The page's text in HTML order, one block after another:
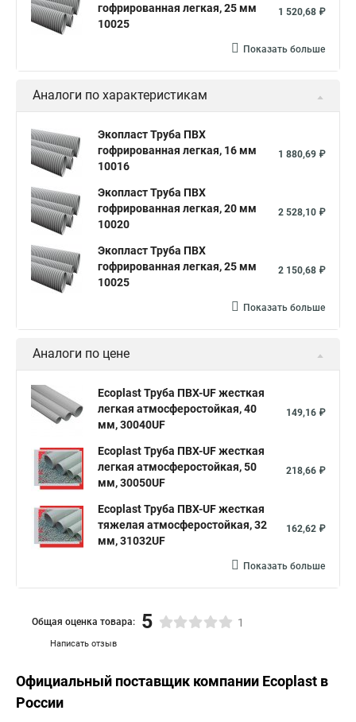
гофрированная легкая, 25 мм
10025
1 520,68 ₽
Показать больше
Аналоги по характеристикам
Экопласт Труба ПВХ
гофрированная легкая, 16 мм
10016
1 880,69 ₽
Экопласт Труба ПВХ
гофрированная легкая, 20 мм
10020
2 528,10 ₽
Экопласт Труба ПВХ
гофрированная легкая, 25 мм
10025
2 150,68 ₽
Показать больше
Аналоги по цене
Ecoplast Труба ПВХ-UF жесткая
легкая атмосферостойкая, 40
мм, 30040UF
149,16 ₽
Ecoplast Труба ПВХ-UF жесткая
легкая атмосферостойкая, 50
мм, 30050UF
218,66 ₽
Ecoplast Труба ПВХ-UF жесткая
тяжелая атмосферостойкая, 32
мм, 31032UF
162,62 ₽
Показать больше
Написать отзыв
Общая оценка товара: 5 1
Официальный поставщик компании Ecoplast в
России